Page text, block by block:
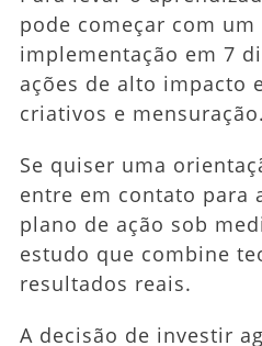
pode começar com
implementação em 7
ações de alto impacto
criativos e mensuração.
Se quiser uma
entre em contato para
plano de ação sob
estudo que combine
resultados reais.
A decisão de investir